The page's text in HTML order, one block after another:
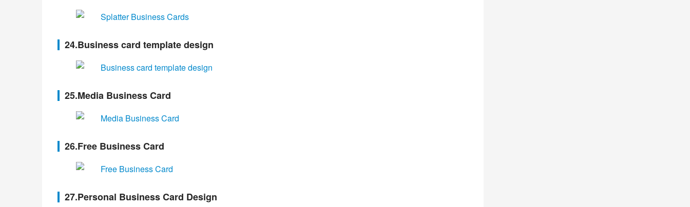
24.Business card template design
25.Media Business Card
26.Free Business Card
27.Personal Business Card Design